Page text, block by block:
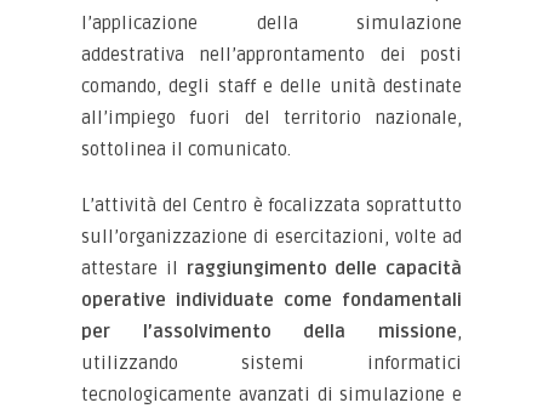
l’applicazione della simulazione
addestrativa nell’approntamento dei posti
comando, degli staff e delle unità destinate
all’impiego fuori del territorio nazionale,
sottolinea il comunicato.
L’attività del Centro è focalizzata soprattutto
sull’organizzazione di esercitazioni, volte ad
attestare il raggiungimento delle capacità
operative individuate come fondamentali
per l’assolvimento della missione,
utilizzando sistemi informatici
tecnologicamente avanzati di simulazione e